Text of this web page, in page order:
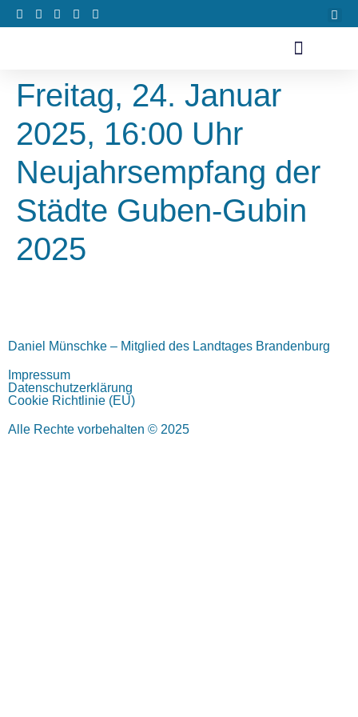
Freitag, 24. Januar
2025, 16:00 Uhr
Neujahrsempfang der
Städte Guben-Gubin
2025
Daniel Münschke – Mitglied des Landtages Brandenburg
Impressum
Datenschutzerklärung
Cookie Richtlinie (EU)
Alle Rechte vorbehalten © 2025